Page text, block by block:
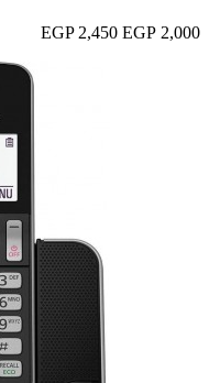
2,000 EGP
2,450 EGP